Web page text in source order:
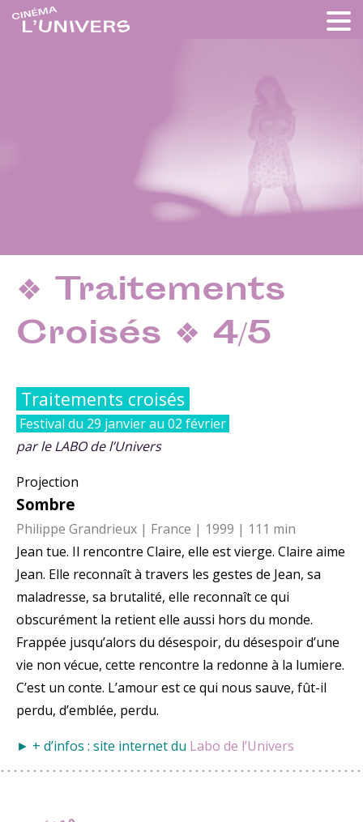
❖ Traitements
Croisés ❖ 4/5
Traitements croisés
Festival du 29 janvier au 02 février
par le LABO de l’Univers
Projection
Sombre
Philippe Grandrieux | France | 1999 | 111 min
Jean tue. Il rencontre Claire, elle est vierge. Claire aime
Jean. Elle reconnaît à travers les gestes de Jean, sa
maladresse, sa brutalité, elle reconnaît ce qui
obscurément la retient elle aussi hors du monde.
Frappée jusqu’alors du désespoir, du désespoir d’une
vie non vécue, cette rencontre la redonne à la lumiere.
C’est un conte. L’amour est ce qui nous sauve, fût-il
perdu, d’emblée, perdu.
► + d’infos : site internet du Labo de l’Univers